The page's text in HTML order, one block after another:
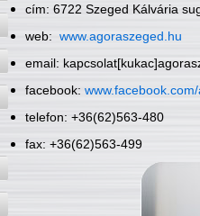
cím: 6722 Szeged Kálvária
web: www.agoraszeged.hu
email:
facebook:
telefon: +36(62)563-480
fax: +36(62)563-499